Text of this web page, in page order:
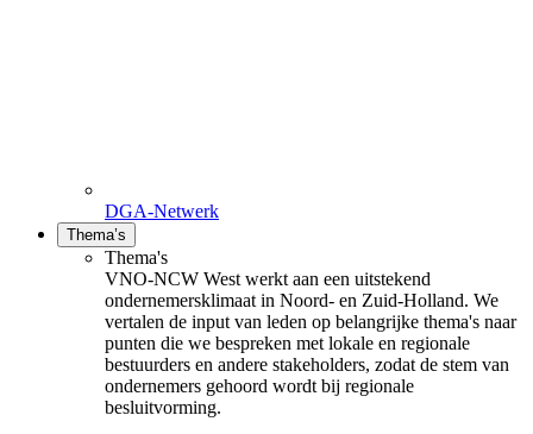
DGA-Netwerk
Thema’s
Thema's
VNO-NCW West werkt aan een uitstekend
ondernemersklimaat in Noord- en Zuid-Holland. We
vertalen de input van leden op belangrijke thema's naar
punten die we bespreken met lokale en regionale
bestuurders en andere stakeholders, zodat de stem van
ondernemers gehoord wordt bij regionale
besluitvorming.